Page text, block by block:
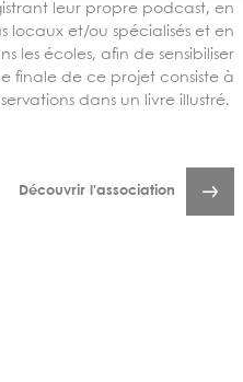
leur propre podcast, en
locaux et/ou spécialisés et en
les écoles, afin de sensibiliser
finale de ce projet consiste à
dans un livre illustré.
Découvrir l'association